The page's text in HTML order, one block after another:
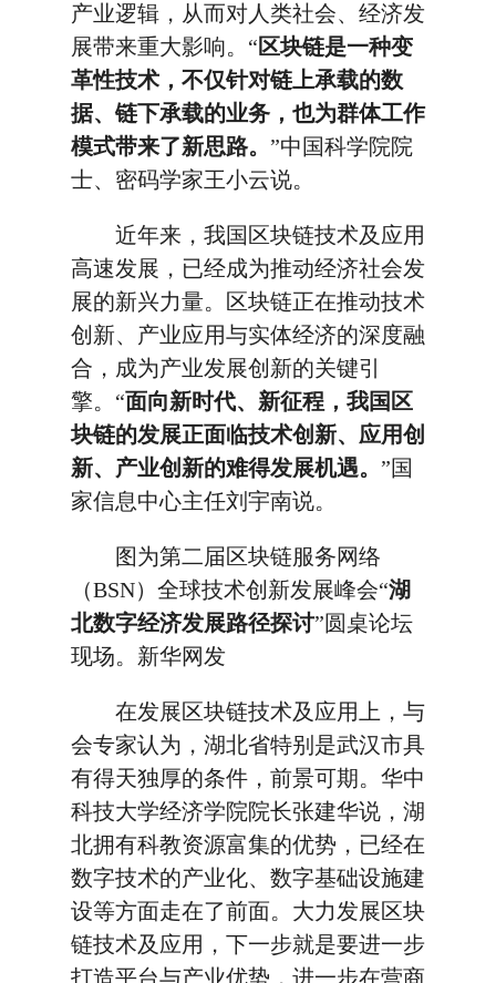
产业逻辑，从而对人类社会、经济发
展带来重大影响。“区块链是一种变
革性技术，不仅针对链上承载的数
据、链下承载的业务，也为群体工作
模式带来了新思路。 ”中国科学院院
士、密码学家王小云说。
近年来，我国区块链技术及应用
高速发展，已经成为推动经济社会发
展的新兴力量。区块链正在推动技术
创新、产业应用与实体经济的深度融
合，成为产业发展创新的关键引
擎。“面向新时代、新征程，我国区
块链的发展正面临技术创新、应用创
新、产业创新的难得发展机遇。 ”国
家信息中心主任刘宇南说。
图为第二届区块链服务网络
（BSN）全球技术创新发展峰会“湖
北数字经济发展路径探讨”圆桌论坛
现场。新华网发
在发展区块链技术及应用上，与
会专家认为，湖北省特别是武汉市具
有得天独厚的条件，前景可期。华中
科技大学经济学院院长张建华说，湖
北拥有科教资源富集的优势，已经在
数字技术的产业化、数字基础设施建
设等方面走在了前面。大力发展区块
链技术及应用，下一步就是要进一步
打造平台与产业优势，进一步在营商